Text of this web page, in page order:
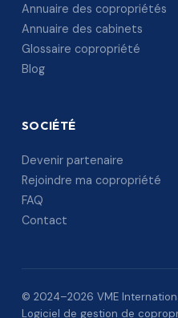
Annuaire des copropriétés
Annuaire des cabinets
Glossaire copropriété
Blog
SOCIÉTÉ
Devenir partenaire
Rejoindre ma copropriété
FAQ
Contact
© 2024–2026 VME
Logiciel de gestion de